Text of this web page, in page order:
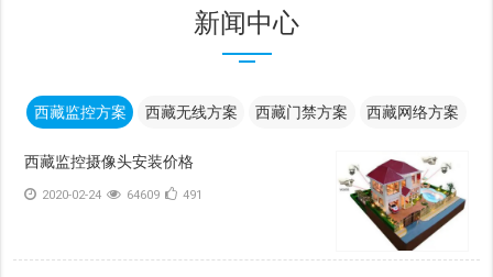
新闻中心
西藏监控方案 西藏无线方案 西藏门禁方案 西藏网络方案
西藏监控摄像头安装价格
2020-02-24 64609 491